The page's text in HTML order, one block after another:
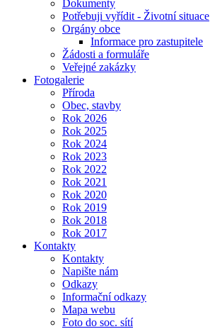
Dokumenty
Potřebuji vyřídit - Životní situace
Orgány obce
Informace pro zastupitele
Žádosti a formuláře
Veřejné zakázky
Fotogalerie
Příroda
Obec, stavby
Rok 2026
Rok 2025
Rok 2024
Rok 2023
Rok 2022
Rok 2021
Rok 2020
Rok 2019
Rok 2018
Rok 2017
Kontakty
Kontakty
Napište nám
Odkazy
Informační odkazy
Mapa webu
Foto do soc. sítí